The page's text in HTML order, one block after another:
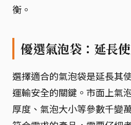
衡。
優選氣泡袋：延長
選擇適合的氣泡袋是延長其
運輸安全的關鍵。市面上氣
厚度、氣泡大小等參數千變